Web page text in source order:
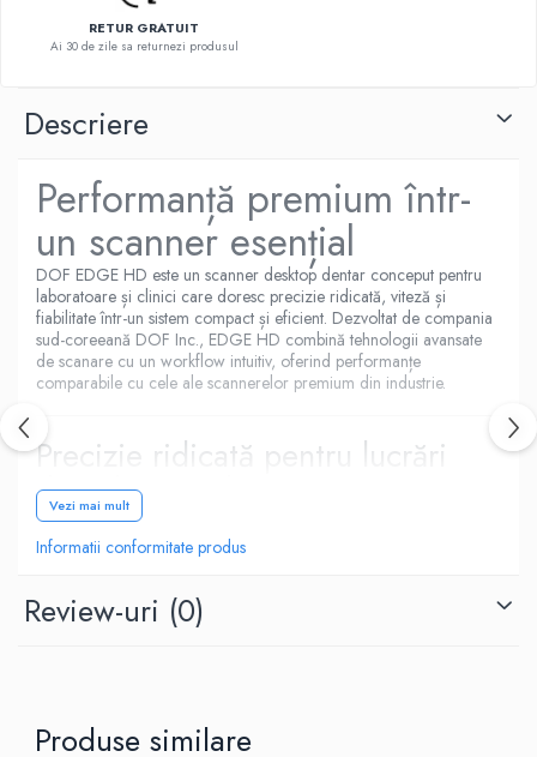
RETUR GRATUIT
Ai 30 de zile sa returnezi produsul
Descriere
Performanță premium într-
un scanner esențial
DOF EDGE HD este un scanner desktop dentar conceput pentru
laboratoare și clinici care doresc precizie ridicată, viteză și
fiabilitate într-un sistem compact și eficient. Dezvoltat de compania
sud-coreeană DOF Inc., EDGE HD combină tehnologii avansate
de scanare cu un workflow intuitiv, oferind performanțe
comparabile cu cele ale scannerelor premium din industrie.
Precizie ridicată pentru lucrări
digitale complexe
Echipat cu camere duale Full HD și tehnologie Structured Light,
EDGE HD captează detalii fine cu o acuratețe de până la
, oferind scanări clare și stabile pentru o gamă largă de
Scannerul poate realiza:
proteze totale și parțiale;
Vezi mai mult
Informatii conformitate produs
Review-uri (0)
Produse similare